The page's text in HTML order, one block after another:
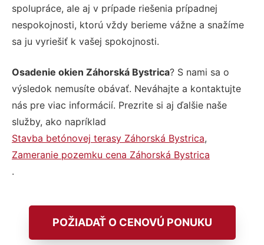
spolupráce, ale aj v prípade riešenia prípadnej
nespokojnosti, ktorú vždy berieme vážne a snažíme
sa ju vyriešiť k vašej spokojnosti.
Osadenie okien Záhorská Bystrica? S nami sa o
výsledok nemusíte obávať. Neváhajte a kontaktujte
nás pre viac informácií. Prezrite si aj ďalšie naše
služby, ako napríklad
Stavba betónovej terasy Záhorská Bystrica,
Zameranie pozemku cena Záhorská Bystrica
.
POŽIADAŤ O CENOVÚ PONUKU